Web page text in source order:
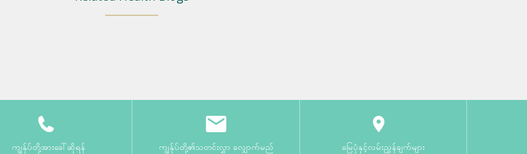
ကျွန်ုပ်တို့အားခေါ်ဆိုရန်
ကျွန်ုပ်တို့၏သတင်းလွှာ လျှောက်မည် မြေပုံနှင့်လမ်းညွှန်ချက်များ